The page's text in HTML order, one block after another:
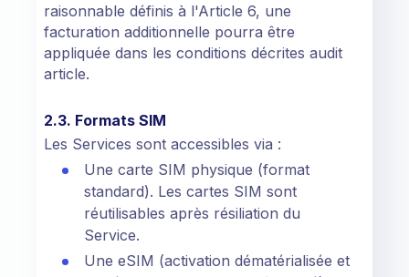
raisonnable définis à l'Article 6, une
facturation additionnelle pourra être
appliquée dans les conditions décrites audit
article.
2.3. Formats SIM
Les Services sont accessibles via :
Une carte SIM physique (format
standard). Les cartes SIM sont
réutilisables après résiliation du
Service.
Une eSIM (activation dématérialisée et